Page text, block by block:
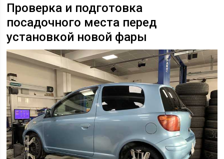
Проверка и подготовка
посадочного места перед
установкой новой фары